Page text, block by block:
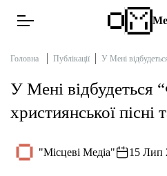
Новини
Інтерв’ю
Головна Публікації У Мені
У Мені відбудеться
християнської пісні
"Місцеві Медіа" 15 Лип